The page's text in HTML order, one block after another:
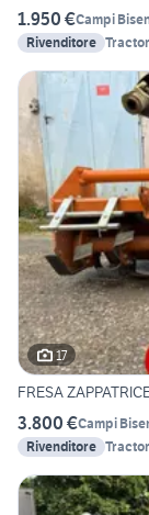
1.950 €Campi
Rivenditore
17
FRESA
3.800 €Campi
Rivenditore